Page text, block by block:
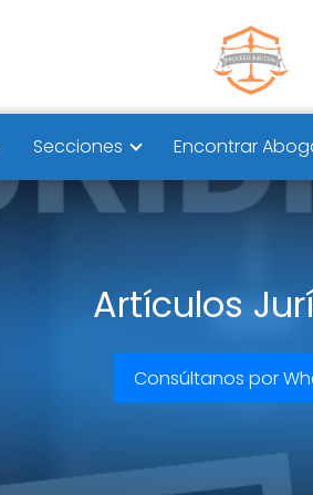
Secciones Encontrar
Artículos
Consúltanos por